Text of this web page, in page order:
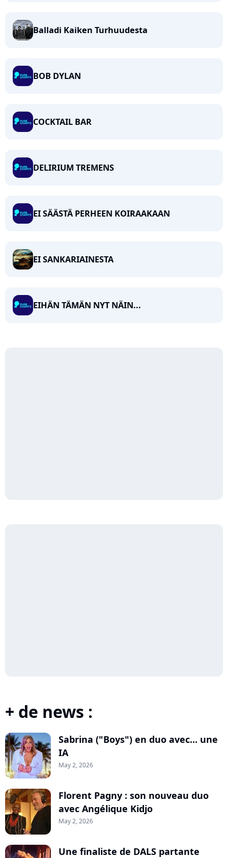
Balladi Kaiken Turhuudesta
BOB DYLAN
COCKTAIL BAR
DELIRIUM TREMENS
EI SÄÄSTÄ PERHEEN KOIRAAKAAN
EI SANKARIAINESTA
EIHÄN TÄMÄN NYT NÄIN...
+ de news :
Sabrina ("Boys") en duo avec... une
IA
May 2, 2026
Florent Pagny : son nouveau duo
avec Angélique Kidjo
May 2, 2026
Une finaliste de DALS partante